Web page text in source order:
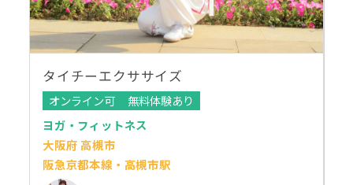
タイチーエクササイズ
オンライン可
無料体験あり
ヨガ・フィットネス
大阪府 高槻市
阪急京都本線・高槻市駅